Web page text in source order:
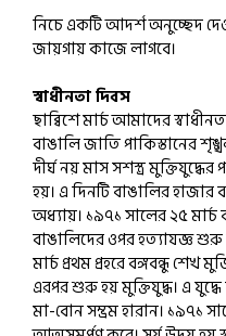
নিচে একটি আদর্শ অনুচ্ছেদ
জায়গায় কাজে লাগবে।
স্বাধীনতা দিবস
ছাব্বিশে মার্চ আমাদের
বাঙালি জাতি পাকিস্তানের
দীর্ঘ নয় মাস সশস্ত্র
হয়। এ দিনটি বাঙালির
অধ্যায়। ১৯৭১ সালের ২৫ মার্চ
বাঙালিদের ওপর হত্যাযজ্ঞ
মার্চ প্রথম প্রহরে বঙ্গবন্ধু শেখ
এরপর শুরু হয় মুক্তিযুদ্ধ। এ
মা-বোন সম্ভ্রম হারান। ১৯৭১